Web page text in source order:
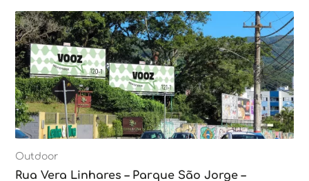
Outdoor
Rua Vera Linhares – Parque São Jorge –